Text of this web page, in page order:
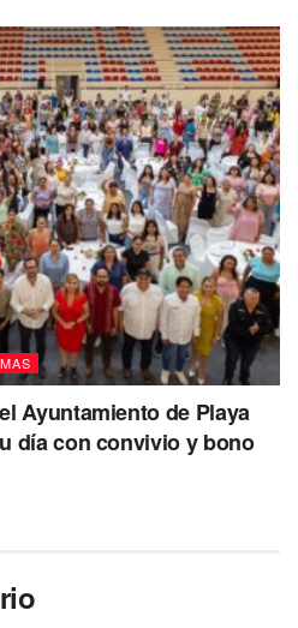
Ayuntamiento de Playa
día con convivio y bono